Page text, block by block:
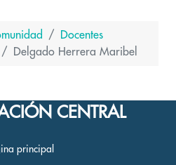
Docentes
Delgado Herrera Maribel
CENTRAL
principal